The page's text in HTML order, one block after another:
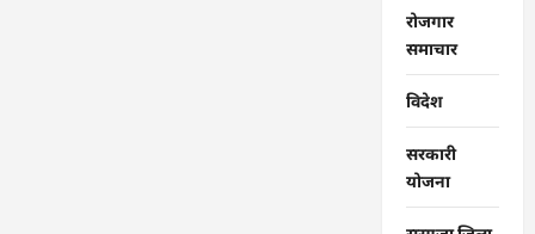
रोजगार
समाचार
विदेश
सरकारी
योजना